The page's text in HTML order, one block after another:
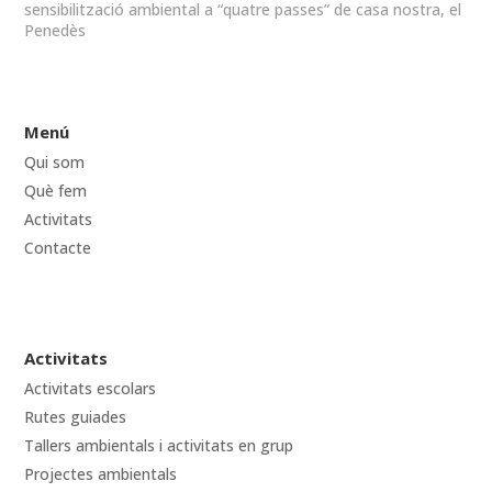
sensibilització ambiental a “quatre passes” de casa nostra, el
Penedès
Menú
Qui som
Què fem
Activitats
Contacte
Activitats
Activitats escolars
Rutes guiades
Tallers ambientals i activitats en grup
Projectes ambientals